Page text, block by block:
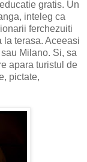
gratis. Un
inteleg ca
ferchezuiti
la terasa. Aceeasi
Milano. Si, sa
apara turistul de
pictate,